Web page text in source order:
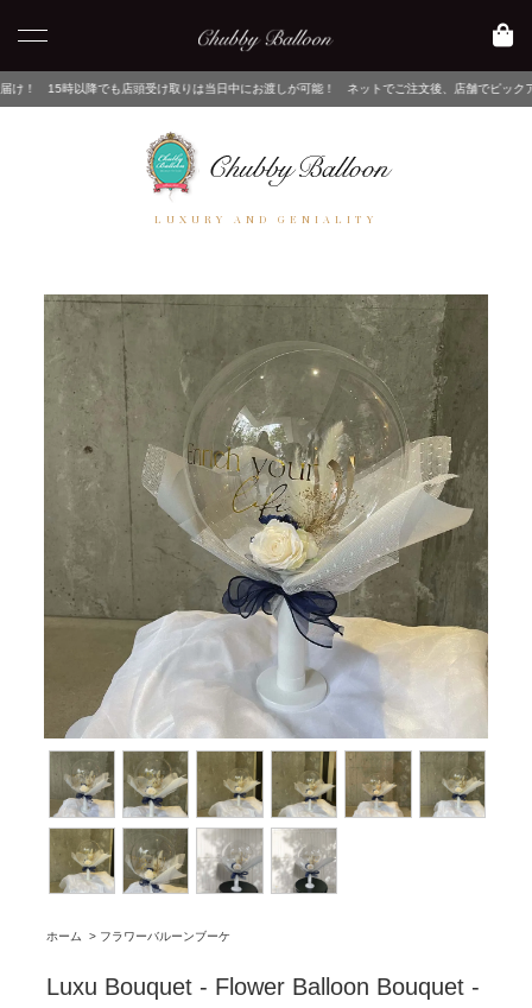
受け取りは当日中にお渡しが可能！ ネットでご注文後、店舗でピックアップするだけ！
LUXURY AND GENIALITY
ホーム > フラワーバルーンブーケ
Luxu Bouquet - Flower Balloon Bouquet -